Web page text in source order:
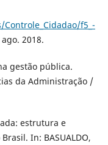
f5_-
2018.
gestão pública.
da Administração /
estrutura e
In: BASUALDO,